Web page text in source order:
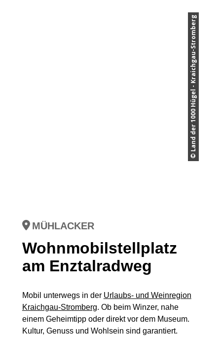
© Land der 1000 Hügel - Kraichgau-Stromberg
MÜHLACKER
Wohnmobilstellplatz
am Enztalradweg
Mobil unterwegs in der Urlaubs- und Weinregion
Kraichgau-Stromberg. Ob beim Winzer, nahe
einem Geheimtipp oder direkt vor dem Museum.
Kultur, Genuss und Wohlsein sind garantiert.